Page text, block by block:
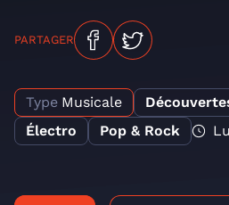
PARTAGER
Type Musicale
Électro
Pop & Rock